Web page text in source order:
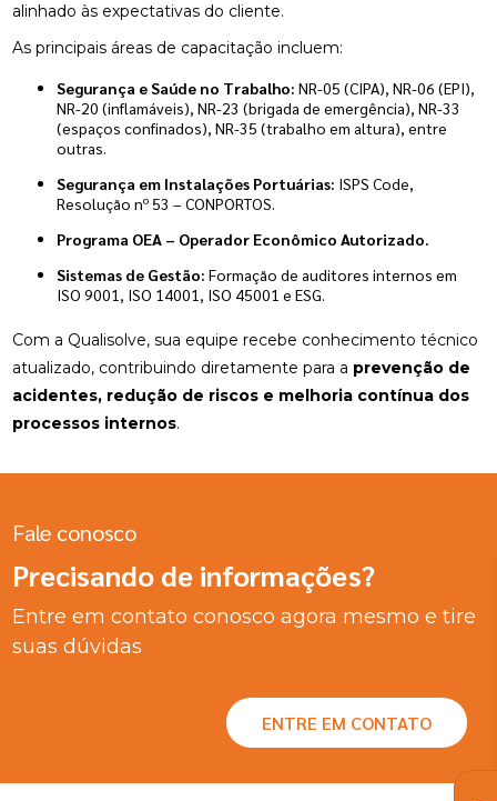
alinhado às expectativas do cliente.
As principais áreas de capacitação incluem:
Segurança e Saúde no Trabalho: NR-05 (CIPA), NR-06 (EPI),
NR-20 (inflamáveis), NR-23 (brigada de emergência), NR-33
(espaços confinados), NR-35 (trabalho em altura), entre
outras.
Segurança em Instalações Portuárias: ISPS Code,
Resolução nº 53 – CONPORTOS.
Programa OEA – Operador Econômico Autorizado.
Sistemas de Gestão: Formação de auditores internos em
ISO 9001, ISO 14001, ISO 45001 e ESG.
Com a Qualisolve, sua equipe recebe conhecimento técnico
atualizado, contribuindo diretamente para a prevenção de
acidentes, redução de riscos e melhoria contínua dos
processos internos.
Fale conosco
Precisando de informações?
Entre em contato conosco agora mesmo e tire
suas dúvidas
ENTRE EM CONTATO